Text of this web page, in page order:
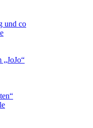
und co
„JoJo“